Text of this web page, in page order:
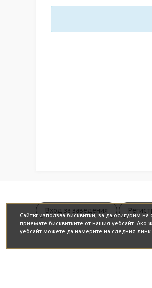
Вход за заведения
Сайтът използва бисквитки, за да осигурим
приемате бисквитките от нашия уебсайт.
уебсайт можете да намерите на следния линк